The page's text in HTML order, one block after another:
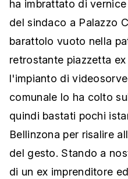
ha imbrattato di vernice
del sindaco a Palazzo
barattolo vuoto nella
retrostante piazzetta
l'impianto di
comunale lo ha colto
quindi bastati pochi
Bellinzona per risalire
del gesto. Stando a
di un ex imprenditore